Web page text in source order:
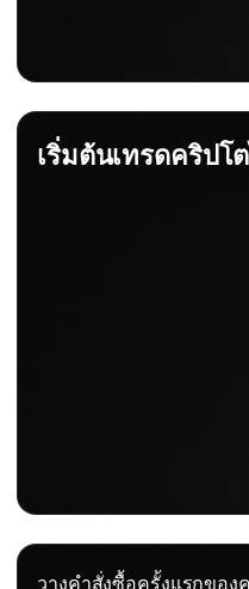
เริ่มต้นเทรดคริปโ
วางคำสั่งซื้อครั้งแรกขอ